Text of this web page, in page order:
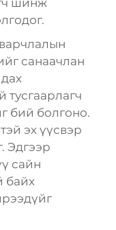
шинж
санаачлан
тусгаарлагч
бий болгоно.
эх үүсвэр
Эдгээр
сайн
байх